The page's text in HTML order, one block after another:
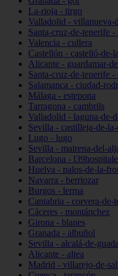
La-rioja - tirgo
Valladolid - villanueva-
Santa-cruz-de-tenerife
Valencia - cullera
Castellón - castelló-de-
Alicante - guardamar-
Santa-cruz-de-tenerife -
Salamanca - ciudad-
Málaga - estepona
Tarragona - cambrils
Valladolid - laguna-de-
Sevilla - castilleja-de-la-
Lugo - lugo
Sevilla - mairena-del-
Barcelona -
Huelva - palos-de-la-
Navarra - berriozar
Burgos - lerma
Cantabria - corvera-de-
Cáceres - montánchez
Girona - blanes
Granada - albuñol
Sevilla - alcalá-de-
Alicante - altea
Madrid - villarejo-de-